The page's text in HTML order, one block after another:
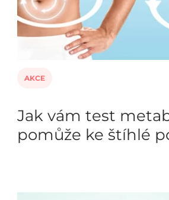
AKCE
Jak vám test
pomůže ke štíhlé